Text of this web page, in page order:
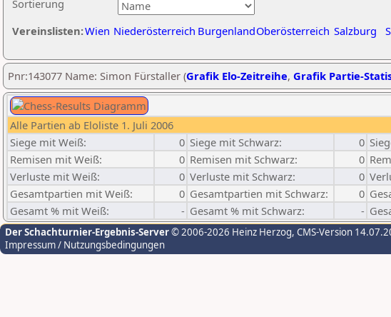
Sortierung
Vereinslisten:Wien Niederösterreich BurgenlandOberösterreich Salzburg
Pnr:143077 Name: Simon Fürstaller (Grafik Elo-Zeitreihe, Grafik Partie-
Alle Partien ab Eloliste 1. Juli 2006
Siege mit Weiß:
0 Siege mit Schwarz: 0
Remisen mit Weiß:
0 Remisen mit Schwarz: 0
Verluste mit Weiß:
0 Verluste mit Schwarz: 0
Gesamtpartien mit Weiß:
0 Gesamtpartien mit Schwarz: 0
Gesamt % mit Weiß:
- Gesamt % mit Schwarz: -
Der Schachturnier-Ergebnis-Server© 2006-2026 Heinz Herzog, CMS-Version
Impressum / Nutzungsbedingungen